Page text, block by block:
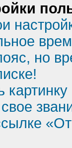
но